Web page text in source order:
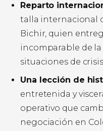
Reparto
talla internacional
Bichir, quien
incomparable de
situaciones de
Una lección de
entretenida y
operativo que
negociación en